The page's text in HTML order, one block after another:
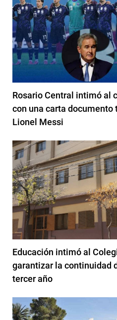
Rosario Central intimó al
con una carta
Lionel Messi
Educación intimó al
garantizar la continuidad
tercer año